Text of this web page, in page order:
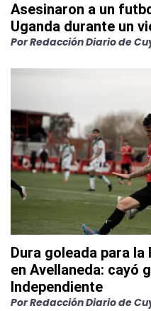
Asesinaron a un
Uganda durante un
PorRedacción Diario de
Dura goleada para la
en Avellaneda: cayó
Independiente
PorRedacción Diario de